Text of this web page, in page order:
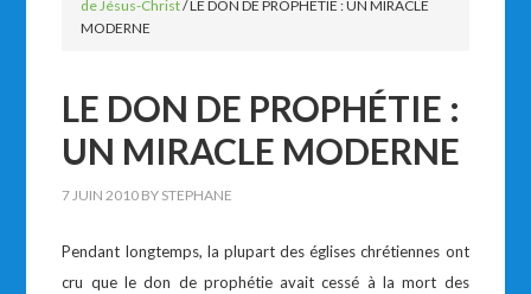
de Jésus-Christ/LE DON DE PROPHÉTIE : UN MIRACLE
MODERNE
LE DON DE PROPHÉTIE :
UN MIRACLE MODERNE
7 JUIN 2010 BY STEPHANE
Pendant longtemps, la plupart des églises chrétiennes ont
cru que le don de prophétie avait cessé à la mort des